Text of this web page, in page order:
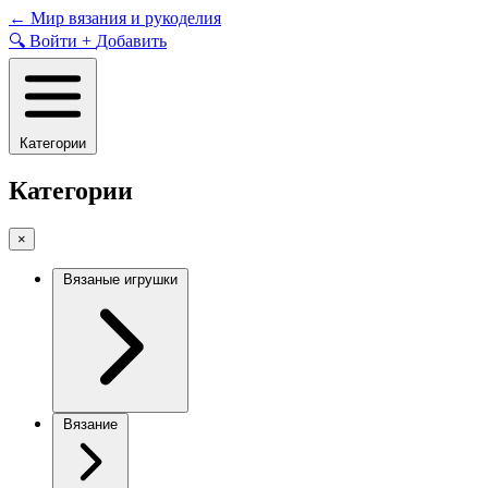
Skip
to
content
← Мир вязания и рукоделия
🔍 Войти + Добавить
Категории
Категории
×
Вязаные игрушки
Вязание